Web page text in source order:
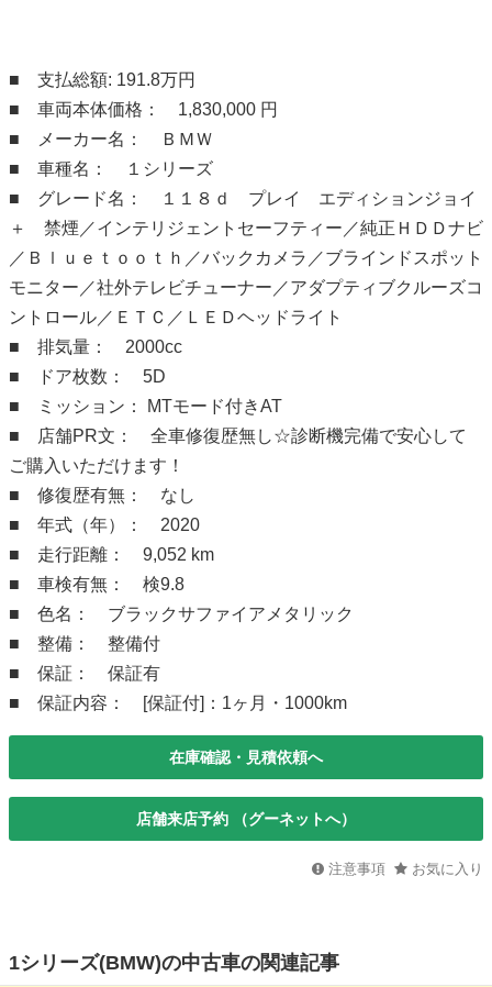
■ 支払総額: 191.8万円
■ 車両本体価格： 1,830,000 円
■ メーカー名： ＢＭＷ
■ 車種名： １シリーズ
■ グレード名： １１８ｄ プレイ エディションジョイ
＋ 禁煙／インテリジェントセーフティー／純正ＨＤＤナビ
／Ｂｌｕｅｔｏｏｔｈ／バックカメラ／ブラインドスポット
モニター／社外テレビチューナー／アダプティブクルーズコ
ントロール／ＥＴＣ／ＬＥＤヘッドライト
■ 排気量： 2000cc
■ ドア枚数： 5D
■ ミッション： MTモード付きAT
■ 店舗PR文： 全車修復歴無し☆診断機完備で安心して
ご購入いただけます！
■ 修復歴有無： なし
■ 年式（年）： 2020
■ 走行距離： 9,052 km
■ 車検有無： 検9.8
■ 色名： ブラックサファイアメタリック
■ 整備： 整備付
■ 保証： 保証有
■ 保証内容： [保証付]：1ヶ月・1000km
在庫確認・見積依頼へ
店舗来店予約 （グーネットへ）
注意事項 お気に入り
1シリーズ(BMW)の中古車の関連記事